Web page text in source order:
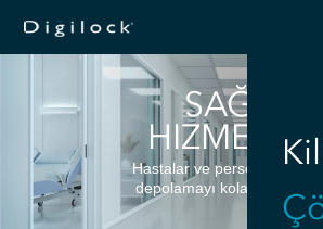
SAĞLIK
Hastalar ve personel için
depolamayı kolaylaştıran